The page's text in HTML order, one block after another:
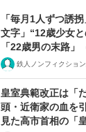
「毎月1人ずつ誘
文字」“12歳少女
「22歳男の末路」
鉄人ノンフィクショ
皇室典範改正は「
頭・近衛家の血を
見た高市首相の「